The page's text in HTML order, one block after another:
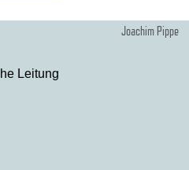
Joachim Pippe
Leitung